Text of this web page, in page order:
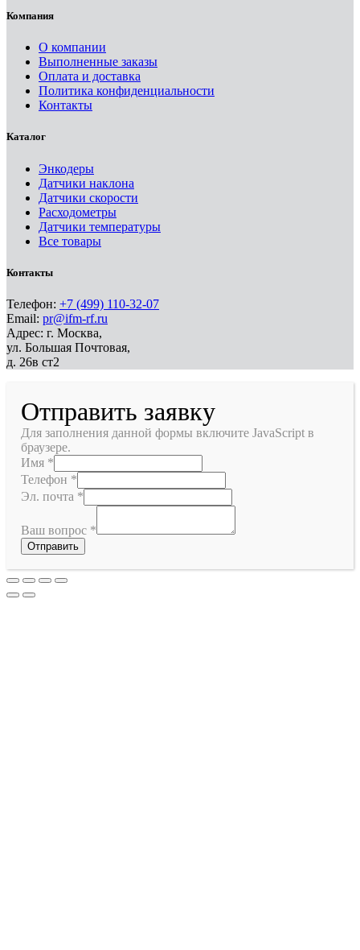
Компания
О компании
Выполненные заказы
Оплата и доставка
Политика конфиденциальности
Контакты
Каталог
Энкодеры
Датчики наклона
Датчики скорости
Расходометры
Датчики температуры
Все товары
Контакты
Телефон: +7 (499) 110-32-07
Email: pr@ifm-rf.ru
Адрес: г. Москва,
ул. Большая Почтовая,
д. 26в ст2
Отправить заявку
Для заполнения данной формы включите JavaScript в
браузере.
Имя *
Телефон *
Эл. почта *
Ваш вопрос *
Отправить